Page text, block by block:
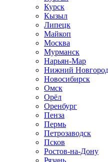
Курск
Кызыл
Липецк
Майкоп
Москва
Мурманск
Нарьян-Мар
Нижний
Новосибирск
Омск
Орёл
Оренбург
Пенза
Пермь
Петрозаводск
Псков
Ростов-на-Дону
Рязань